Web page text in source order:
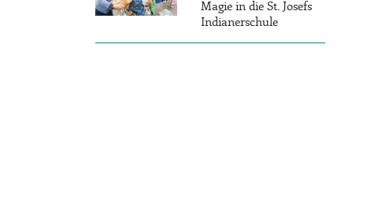
Magie in die St. Josefs
Indianerschule